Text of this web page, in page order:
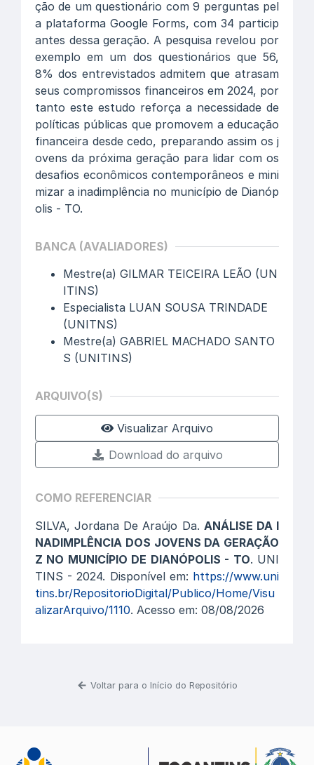
ção de um questionário com 9 perguntas pel
a plataforma Google Forms, com 34 particip
antes dessa geração. A pesquisa revelou por
exemplo em um dos questionários que 56,
8% dos entrevistados admitem que atrasam
seus compromissos financeiros em 2024, por
tanto este estudo reforça a necessidade de
políticas públicas que promovem a educação
financeira desde cedo, preparando assim os j
ovens da próxima geração para lidar com os
desafios econômicos contemporâneos e mini
mizar a inadimplência no município de Dianóp
olis - TO.
BANCA (AVALIADORES)
Mestre(a) GILMAR TEICEIRA LEÃO (UN
ITINS)
Especialista LUAN SOUSA TRINDADE
(UNITNS)
Mestre(a) GABRIEL MACHADO SANTO
S (UNITINS)
ARQUIVO(S)
Visualizar Arquivo
Download do arquivo
COMO REFERENCIAR
SILVA, Jordana De Araújo Da. ANÁLISE DA I
NADIMPLÊNCIA DOS JOVENS DA GERAÇÃO
Z NO MUNICÍPIO DE DIANÓPOLIS - TO. UNI
TINS - 2024. Disponível em: https://www.uni
tins.br/RepositorioDigital/Publico/Home/Visu
alizarArquivo/1110. Acesso em: 08/08/2026
Voltar para o Início do Repositório